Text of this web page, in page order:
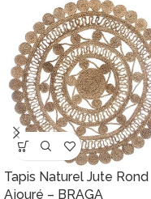
Tapis Naturel Jute Rond
Ajouré – BRAGA